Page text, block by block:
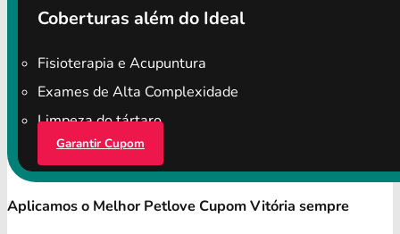
Coberturas além do Ideal
Fisioterapia e Acupuntura
Exames de Alta Complexidade
Limpeza do tártaro
Garantir Cupom
Aplicamos o Melhor Petlove Cupom Vitória sempre